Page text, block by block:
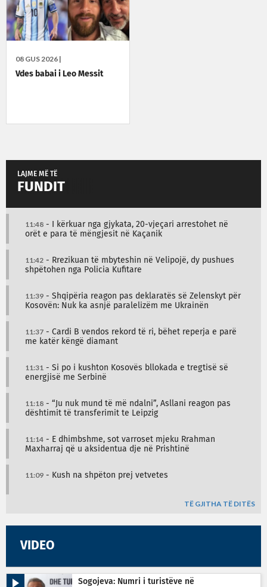
08 GUS 2026 |
Vdes babai i Leo Messit
LAJME MË TË
FUNDIT
11:48 - I kërkuar nga gjykata, 20-vjeçari arrestohet në
orët e para të mëngjesit në Kaçanik
11:42 - Rrezikuan të mbyteshin në Velipojë, dy pushues
shpëtohen nga Policia Kufitare
11:39 - Shqipëria reagon pas deklaratës së Zelenskyt për
Kosovën: Nuk ka asnjë paralelizëm me Ukrainën
11:37 - Cardi B vendos rekord të ri, bëhet reperja e parë
me katër këngë diamant
11:31 - Si po i kushton Kosovës bllokada e tregtisë së
energjisë me Serbinë
11:18 - “Ju nuk mund të më ndalni”, Asllani reagon pas
dështimit të transferimit te Leipzig
11:14 - E dhimbshme, sot varroset mjeku Rrahman
Maxharraj që u aksidentua dje në Prishtinë
11:09 - Kush na shpëton prej vetvetes
TË GJITHA TË DITËS
VIDEO
Sogojeva: Numri i turistëve në